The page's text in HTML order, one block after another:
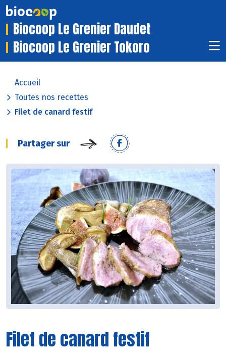
Biocoop Le Grenier Daudet
Biocoop Le Grenier Tokoro
Accueil
Toutes nos recettes
Filet de canard festif
Partager sur
Filet de canard festif